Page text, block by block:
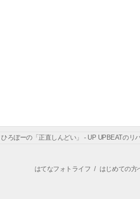
ひろぼーの「正直しんどい」 - UP UPBEATのリ
はてなフォトライフ / はじめての方